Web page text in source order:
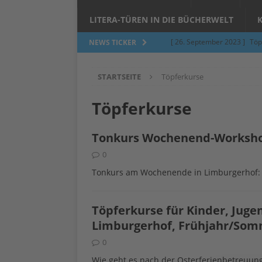
LITERA-TÜREN IN DIE BÜCHERWELT
NEWS TICKER [ 26. September 2023 ]
[ 5. Juni 2023 ]
[ 24. März 2023 ] Töpfern
STARTSEITE Töpferkurse
Töpferkurse
Tonkurs Wochenend-
0
Tonkurs am Wochenende in
Töpferkurse für Kinder,
Limburgerhof, Frühjahr/
0